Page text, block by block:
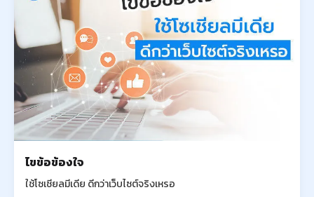
ไขข้อข้องใจ
ใช้โซเชียลมีเดีย ดีกว่าเว็บไซต์จริงเหรอ